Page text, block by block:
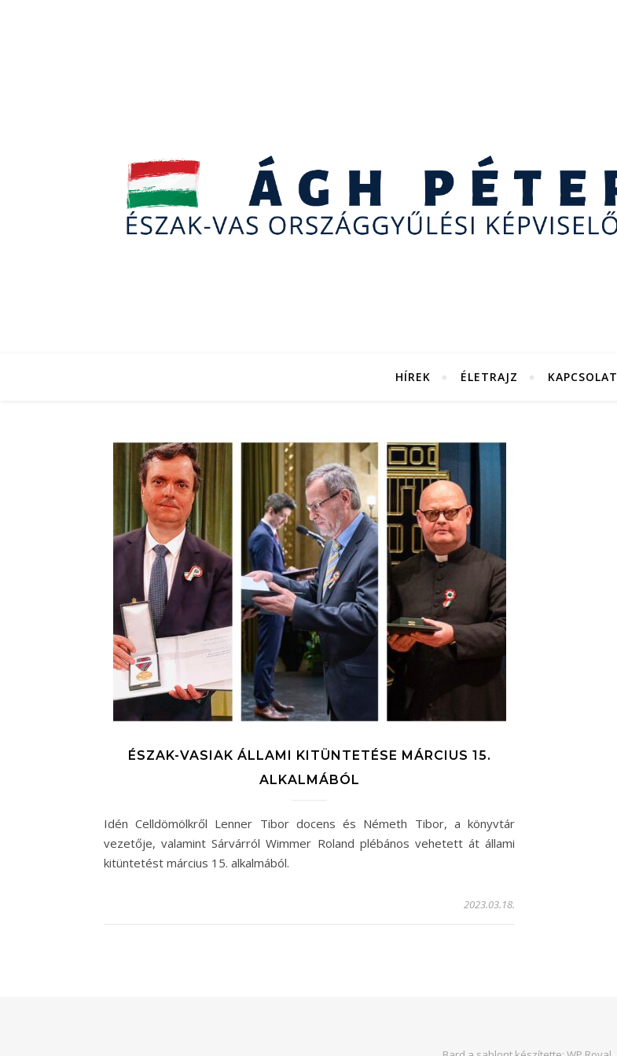
HÍREK ÉLETRAJZ KAPCSOLAT
ÉSZAK-VASIAK ÁLLAMI KITÜNTETÉSE MÁRCIUS 15.
ALKALMÁBÓL
Idén Celldömölkről Lenner Tibor docens és Németh Tibor, a könyvtár
vezetője, valamint Sárvárról Wimmer Roland plébános vehetett át állami
kitüntetést március 15. alkalmából.
2023.03.18.